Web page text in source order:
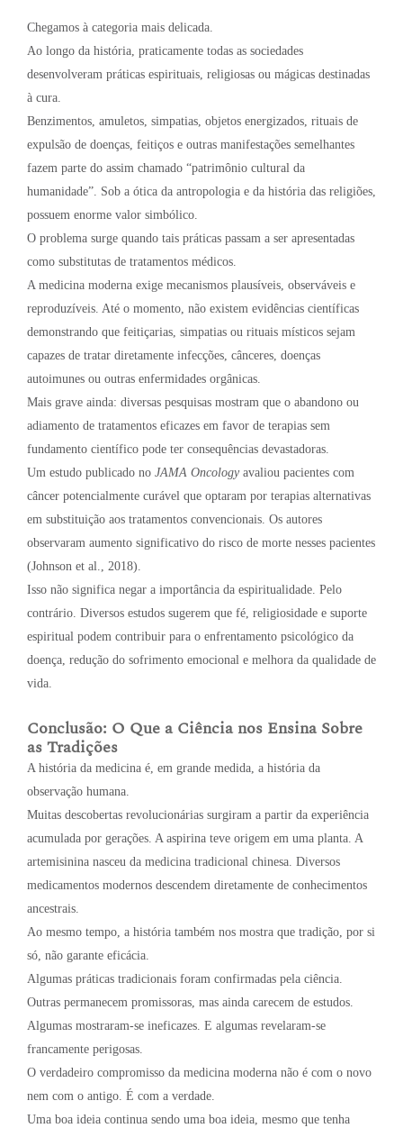
Chegamos à categoria mais delicada.
Ao longo da história, praticamente todas as sociedades
desenvolveram práticas espirituais, religiosas ou mágicas destinadas
à cura.
Benzimentos, amuletos, simpatias, objetos energizados, rituais de
expulsão de doenças, feitiços e outras manifestações semelhantes
fazem parte do assim chamado “patrimônio cultural da
humanidade”. Sob a ótica da antropologia e da história das religiões,
possuem enorme valor simbólico.
O problema surge quando tais práticas passam a ser apresentadas
como substitutas de tratamentos médicos.
A medicina moderna exige mecanismos plausíveis, observáveis e
reproduzíveis. Até o momento, não existem evidências científicas
demonstrando que feitiçarias, simpatias ou rituais místicos sejam
capazes de tratar diretamente infecções, cânceres, doenças
autoimunes ou outras enfermidades orgânicas.
Mais grave ainda: diversas pesquisas mostram que o abandono ou
adiamento de tratamentos eficazes em favor de terapias sem
fundamento científico pode ter consequências devastadoras.
Um estudo publicado no JAMA Oncologyavaliou pacientes com
câncer potencialmente curável que optaram por terapias alternativas
em substituição aos tratamentos convencionais. Os autores
observaram aumento significativo do risco de morte nesses pacientes
(Johnson et al., 2018).
Isso não significa negar a importância da espiritualidade. Pelo
contrário. Diversos estudos sugerem que fé, religiosidade e suporte
espiritual podem contribuir para o enfrentamento psicológico da
doença, redução do sofrimento emocional e melhora da qualidade de
vida.
Conclusão: O Que a Ciência nos Ensina Sobre
as Tradições
A história da medicina é, em grande medida, a história da
observação humana.
Muitas descobertas revolucionárias surgiram a partir da experiência
acumulada por gerações. A aspirina teve origem em uma planta. A
artemisinina nasceu da medicina tradicional chinesa. Diversos
medicamentos modernos descendem diretamente de conhecimentos
ancestrais.
Ao mesmo tempo, a história também nos mostra que tradição, por si
só, não garante eficácia.
Algumas práticas tradicionais foram confirmadas pela ciência.
Outras permanecem promissoras, mas ainda carecem de estudos.
Algumas mostraram-se ineficazes. E algumas revelaram-se
francamente perigosas.
O verdadeiro compromisso da medicina moderna não é com o novo
nem com o antigo. É com a verdade.
Uma boa ideia continua sendo uma boa ideia, mesmo que tenha